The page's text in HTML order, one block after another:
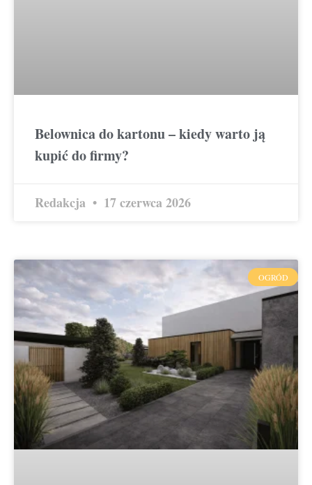
Belownica do kartonu – kiedy warto ją
kupić do firmy?
Redakcja 17 czerwca 2026
OGRÓD